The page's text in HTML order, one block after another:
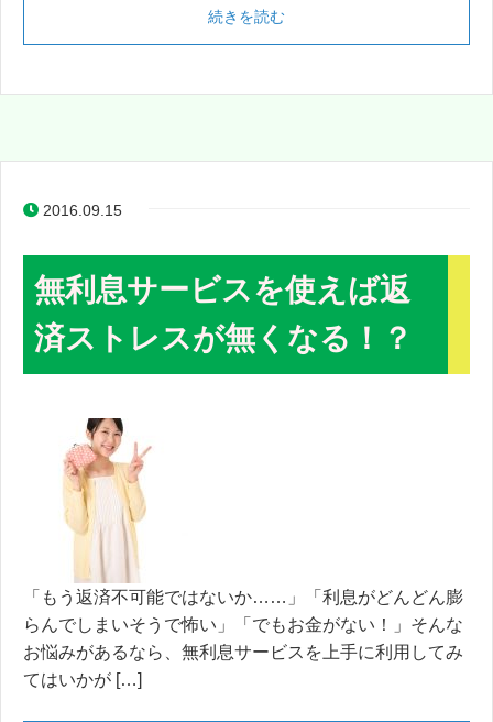
続きを読む
2016.09.15
無利息サービスを使えば返
済ストレスが無くなる！？
「もう返済不可能ではないか……」「利息がどんどん膨
らんでしまいそうで怖い」「でもお金がない！」そんな
お悩みがあるなら、無利息サービスを上手に利用してみ
てはいかが […]